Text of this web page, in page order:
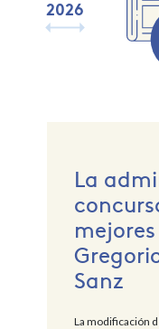
2026
La
Sanz
La modificación